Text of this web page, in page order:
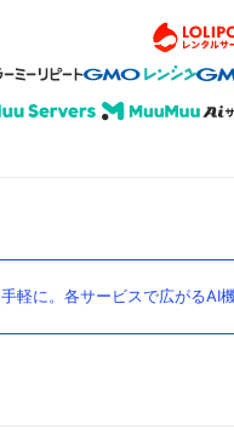
軽に。各サービスで広がるAI